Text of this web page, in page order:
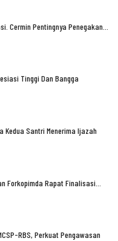
Cermin Pentingnya Penegakan…
Tinggi Dan Bangga
Kedua Santri Menerima Ijazah
Forkopimda Rapat Finalisasi…
RBS, Perkuat Pengawasan